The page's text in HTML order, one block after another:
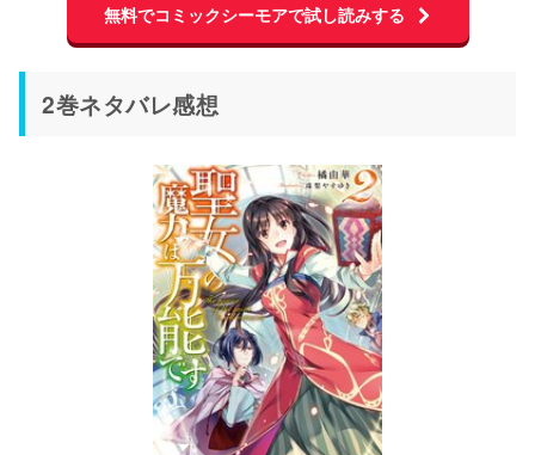
無料でコミックシーモアで試し読みする
2巻ネタバレ感想